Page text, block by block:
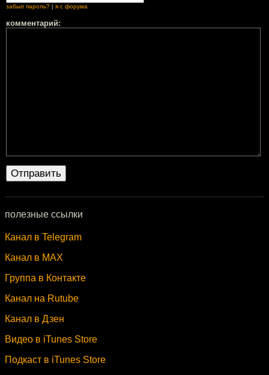
забыл пароль? я с форума
комментарий:
полезные ссылки
Канал в Telegram
Канал в MAX
Группа в Контакте
Канал на Rutube
Канал в Дзен
Видео в iTunes Store
Подкаст в iTunes Store